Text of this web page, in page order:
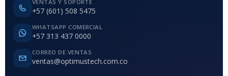
VENTAS Y SOPORTE
+57 (601) 508 5475
WHATSAPP COMERCIAL
+57 313 437 0000
CORREO DE VENTAS
ventas@optimustech.com.co